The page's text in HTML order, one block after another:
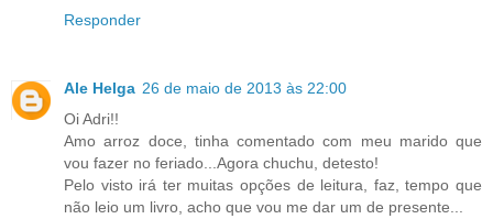
Responder
Ale Helga 26 de maio de 2013 às 22:00
Oi Adri!!
Amo arroz doce, tinha comentado com meu marido que
vou fazer no feriado...Agora chuchu, detesto!
Pelo visto irá ter muitas opções de leitura, faz, tempo que
não leio um livro, acho que vou me dar um de presente...